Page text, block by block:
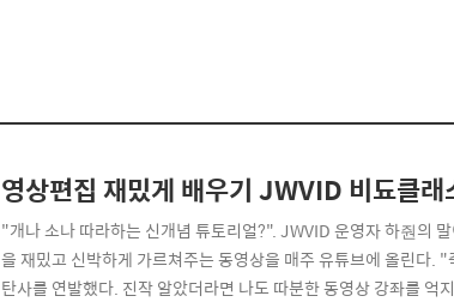
영상편집 재밌게 배우기 JWVID 비됴클래
"개나 소나 따라하는 신개념 튜토리얼?". JWVID 운영자 하줜의
을 재밌고 신박하게 가르쳐주는 동영상을 매주 유튜브에 올린다.
탄사를 연발했다. 진작 알았더라면 나도 따분한 동영상 강좌를